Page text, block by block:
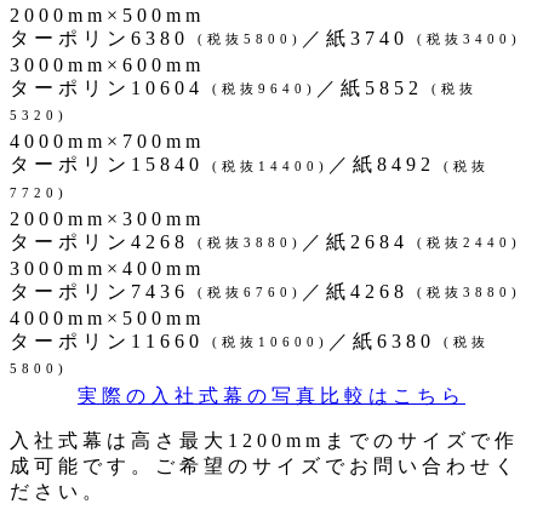
2000mm×500mm
ターポリン6380
(税抜5800) ／紙3740 (税抜3400)
3000mm×600mm
ターポリン10604
(税抜9640) ／紙5852
(税抜
5320)
4000mm×700mm
ターポリン15840
(税抜14400) ／紙8492
(税抜
7720)
2000mm×300mm
ターポリン4268
(税抜3880) ／紙2684 (税抜2440)
3000mm×400mm
ターポリン7436
(税抜6760) ／紙4268 (税抜3880)
4000mm×500mm
ターポリン11660
(税抜10600) ／紙6380
(税抜
5800)
実際の入社式幕の写真比較はこちら
入社式幕は高さ最大1200mmまでのサイズで作
成可能です。ご希望のサイズでお問い合わせく
ださい。